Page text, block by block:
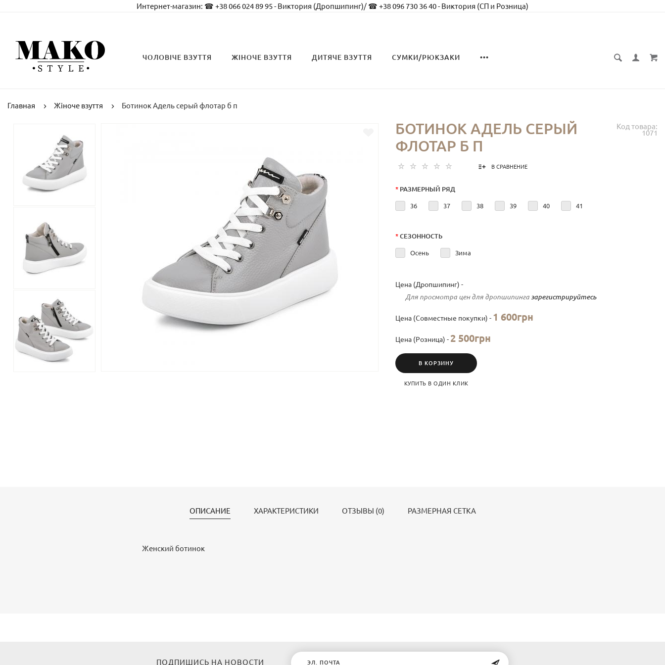
Интернет-магазин: ☎ +38 066 024 89 95 - Виктория (Дропшипинг)/ ☎ +38 096 730 36 40 - Виктория (СП и Розница)
ЧОЛОВІЧЕ ВЗУТТЯ ЖІНОЧЕ ВЗУТТЯ ДИТЯЧЕ ВЗУТТЯ СУМКИ/РЮКЗАКИ •••
Главная Жіноче взуття Ботинок Адель серый флотар б п
Код товара:
1071
БОТИНОК АДЕЛЬ СЕРЫЙ
ФЛОТАР Б П
В СРАВНЕНИЕ
* РАЗМЕРНЫЙ РЯД
36 37 38 39 40 41
* СЕЗОННОСТЬ
Осень Зима
Цена (Дропшипинг) -
Для просмотра цен для дропшипинга зарегистрируйтесь
Цена (Совместные покупки) - 1 600грн
Цена (Розница) - 2 500грн
В КОРЗИНУ
КУПИТЬ В ОДИН КЛИК
ОПИСАНИЕ ХАРАКТЕРИСТИКИ ОТЗЫВЫ (0) РАЗМЕРНАЯ СЕТКА
Женский ботинок
ПОДПИШИСЬ НА НОВОСТИ